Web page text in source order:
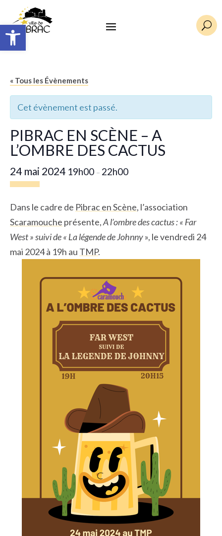
Ouvrir la barre d’outils U
« Tous les Évènements
Cet évènement est passé.
PIBRAC EN SCÈNE – A
L’OMBRE DES CACTUS
24 mai 2024 19h00 – 22h00
Dans le cadre de Pibrac en Scène, l’association
Scaramouche présente,A l’ombre des cactus : « Far
West » suivi de « La légende de Johnny», le vendredi 24
mai 2024 à 19h au TMP.